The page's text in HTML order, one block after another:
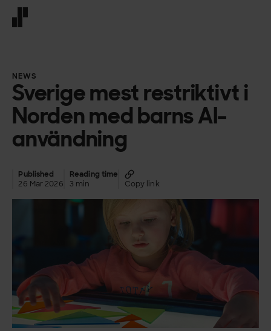
NEWS
Sverige mest restriktivt i
Norden med barns AI-
användning
Published
26 Mar 2026
Reading time
3 min
Copy link